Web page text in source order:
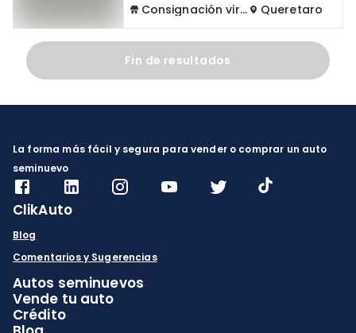
Consignación virtual
Queretaro
Fin de resultados
La forma más fácil y segura para vender o comprar un auto
seminuevo
ClikAuto
Blog
Comentarios y Sugerencias
Autos seminuevos
Vende tu auto
Crédito